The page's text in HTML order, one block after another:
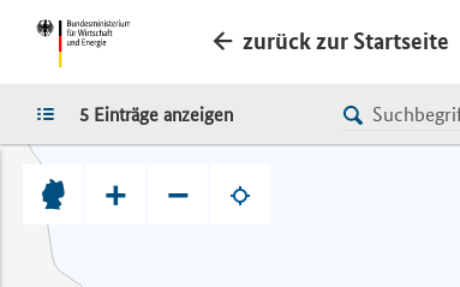
zurück zur Startseite
LISTE
5 Einträge anzeigen
+ −